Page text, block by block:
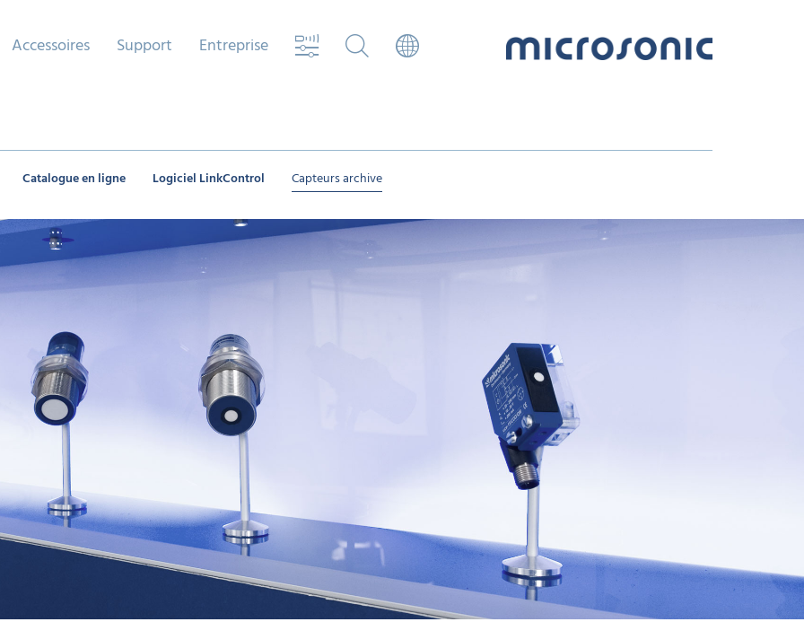
Accessoires Support Entreprise
Catalogue en ligne Logiciel LinkControl Capteurs archive